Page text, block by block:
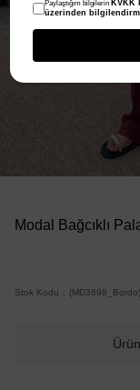
Modal Bağcıklı
Stok Kodu (MD3698_Bordo)
Paylaştığım bilgilerin KVKK
üzerinden